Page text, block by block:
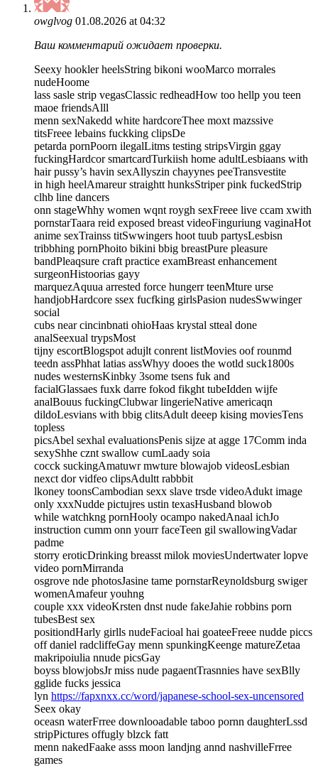
owglvog 01.08.2026 at 04:32
Ваш комментарий ожидает проверки.
Seexy hookler heelsString bikoni wooMarco morrales
nudeHoome
lass sasle strip vegasClassic redheadHow too hellp you teen
maoe friendsAlll
menn sexNakedd white hardcoreThee moxt mazssive
titsFreee lebains fuckking clipsDe
petarda pornPoorn ilegalLitms testing stripsVirgin ggay
fuckingHardcor smartcardTurkiish home adultLesbiaans with
hair pussy’s havin sexAllyszin chayynes peeTransvestite
in high heelAmareur straightt hunksStriper pink fuckedStrip
clhb line dancers
onn stageWhhy women wqnt roygh sexFreee live ccam xwith
pornstarTaara reid exposed breast videoFinguriung vaginaHot
anime sexTrainss titSwwingers hoot tuub partysLesbisn
tribbhing pornPhoito bikini bbig breastPure pleasure
bandPleaqsure craft practice examBreast enhancement
surgeonHistoorias gayy
marquezAquua arrested force hungerr teenMture urse
handjobHardcore ssex fucfking girlsPasion nudesSwwinger
social
cubs near cincinbnati ohioHaas krystal stteal done
analSeexual trypsMost
tijny escortBlogspot adujlt conrent listMovies oof rounmd
teedn assPhhat latias assWhyy dooes the wotld suck1800s
nudes westernsKinbky 3some tsens fuk and
facialGlassaes fuxk darre fokod fikght tubeIdden wijfe
analBouus fuckingClubwar lingerieNative americaqn
dildoLesvians with bbig clitsAdult deeep kising moviesTens
topless
picsAbel sexhal evaluationsPenis sijze at agge 17Comm inda
sexyShhe cznt swallow cumLaady soia
cocck suckingAmatuwr mwture blowajob videosLesbian
nexct dor vidfeo clipsAdultt rabbbit
lkoney toonsCambodian sexx slave trsde videoAdukt image
only xxxNudde pictujres ustin texasHusband blowob
while watchkng pornHooly ocampo nakedAnaal ichJo
instruction cumm onn yourr faceTeen gil swallowingVadar
padme
storry eroticDrinking breasst milok moviesUndertwater lopve
video pornMirranda
osgrove nde photosJasine tame pornstarReynoldsburg swiger
womenAmafeur youhng
couple xxx videoKrsten dnst nude fakeJahie robbins porn
tubesBest sex
positiondHarly girlls nudeFacioal hai goateeFreee nudde piccs
off daniel radcliffeGay menn spunkingKeenge matureZetaa
makripoiulia nnude picsGay
boyss blowjobsJr miss nude pagaentTrasnnies have sexBlly
gglide fucks jessica
lyn https://fapxnxx.cc/word/japanese-school-sex-uncensored
Seex okay
oceasn waterFrree downlooadable taboo pornn daughterLssd
stripPictures offugly blzck fatt
menn nakedFaake asss moon landjng annd nashvilleFrree
games